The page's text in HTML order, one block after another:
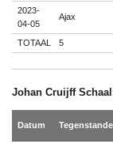
2023-
04-05
Ajax
TOTAAL 5
Johan Cruijff
Datum